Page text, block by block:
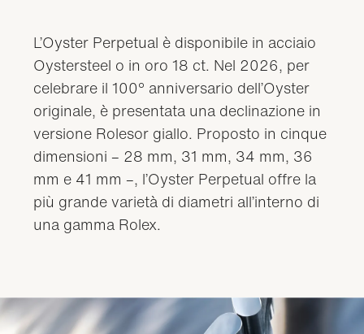
L’Oyster Perpetual è disponibile in acciaio
Oystersteel o in oro 18 ct. Nel 2026, per
celebrare il 100° anniversario dell’Oyster
originale, è presentata una declinazione in
versione Rolesor giallo. Proposto in cinque
dimensioni – 28 mm, 31 mm, 34 mm, 36
mm e 41 mm –, l’Oyster Perpetual offre la
più grande varietà di diametri all’interno di
una gamma Rolex.